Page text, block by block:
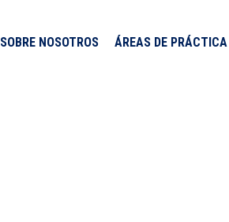
SOBRE NOSOTROS ÁREAS DE PRÁCTICA